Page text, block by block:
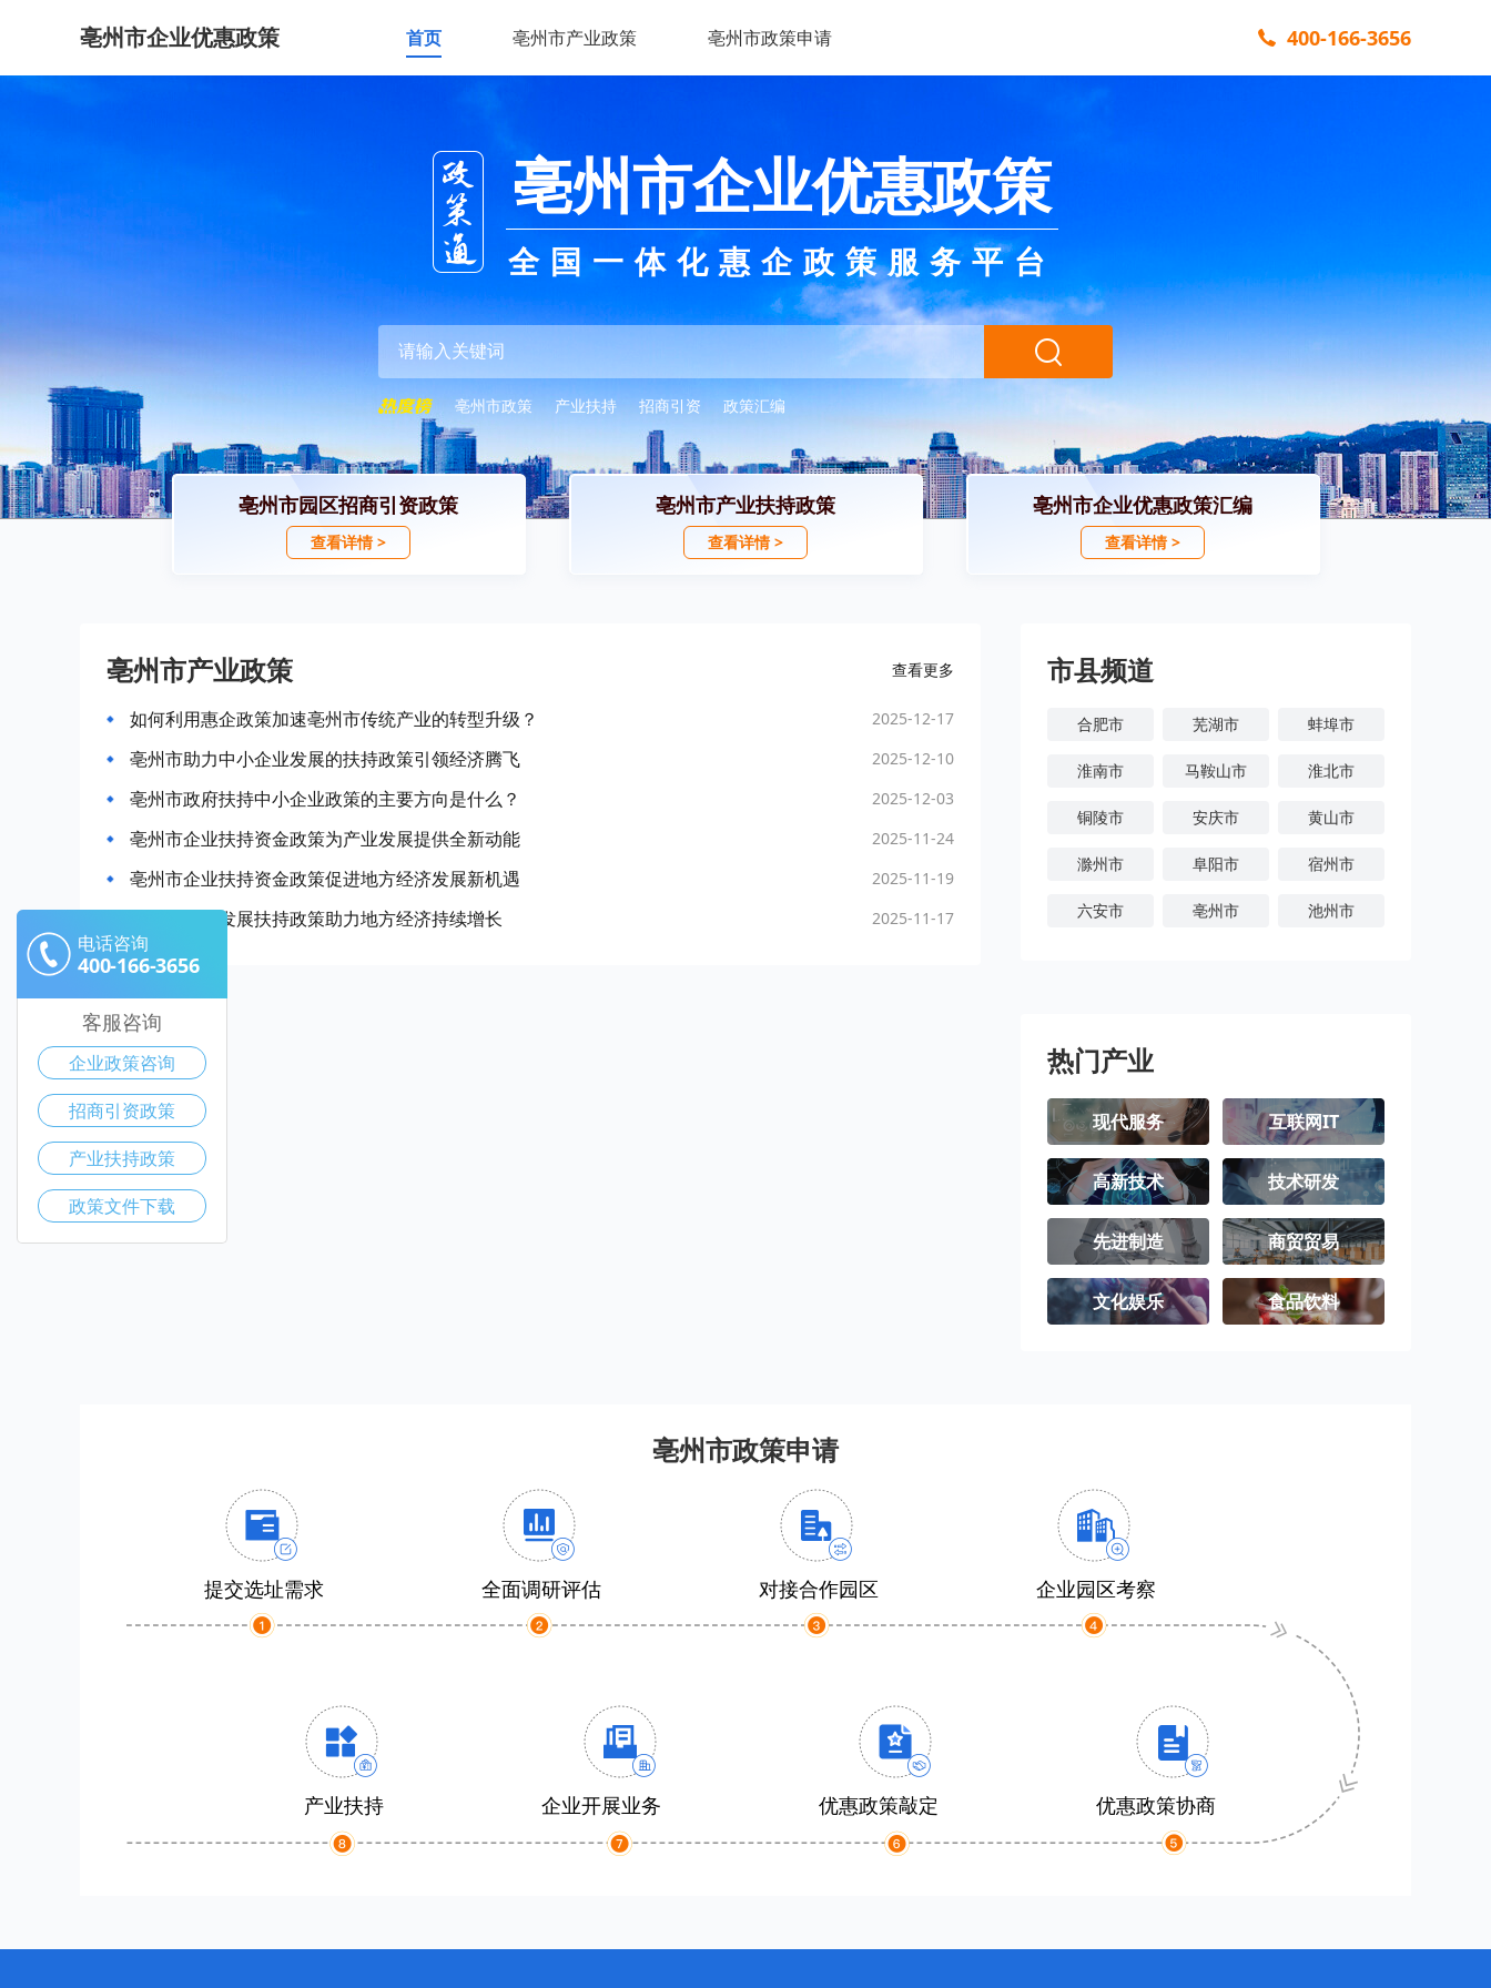
亳州市企业优惠政策 首页 亳州市产业政策 亳州市政策申请 400-166-3656
亳州市企业优惠政策
全国一体化惠企政策服务平台
亳州市政策 产业扶持 招商引资 政策汇编
亳州市园区招商引资政策
查看详情 >
亳州市产业扶持政策
查看详情 >
亳州市企业优惠政策汇编
查看详情 >
亳州市产业政策 查看更多
如何利用惠企政策加速亳州市传统产业的转型升级？ 2025-12-17
亳州市助力中小企业发展的扶持政策引领经济腾飞 2025-12-10
亳州市政府扶持中小企业政策的主要方向是什么？ 2025-12-03
亳州市企业扶持资金政策为产业发展提供全新动能 2025-11-24
亳州市企业扶持资金政策促进地方经济发展新机遇 2025-11-19
亳州市产业发展扶持政策助力地方经济持续增长 2025-11-17
市县频道
合肥市 芜湖市 蚌埠市
淮南市 马鞍山市 淮北市
铜陵市 安庆市 黄山市
滁州市 阜阳市 宿州市
六安市 亳州市 池州市
热门产业
现代服务 互联网IT
高新技术 技术研发
先进制造 商贸贸易
文化娱乐 食品饮料
亳州市政策申请
提交选址需求 全面调研评估 对接合作园区 企业园区考察
产业扶持 企业开展业务 优惠政策敲定 优惠政策协商
电话咨询
400-166-3656
客服咨询
企业政策咨询
招商引资政策
产业扶持政策
政策文件下载